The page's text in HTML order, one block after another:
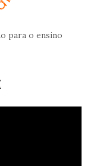
para o ensino